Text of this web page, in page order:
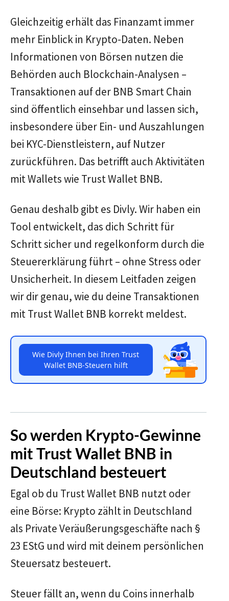
Gleichzeitig erhält das Finanzamt immer
mehr Einblick in Krypto-Daten. Neben
Informationen von Börsen nutzen die
Behörden auch Blockchain-Analysen –
Transaktionen auf der BNB Smart Chain
sind öffentlich einsehbar und lassen sich,
insbesondere über Ein- und Auszahlungen
bei KYC-Dienstleistern, auf Nutzer
zurückführen. Das betrifft auch Aktivitäten
mit Wallets wie Trust Wallet BNB.
Genau deshalb gibt es Divly. Wir haben ein
Tool entwickelt, das dich Schritt für
Schritt sicher und regelkonform durch die
Steuererklärung führt – ohne Stress oder
Unsicherheit. In diesem Leitfaden zeigen
wir dir genau, wie du deine Transaktionen
mit Trust Wallet BNB korrekt meldest.
Wie Divly Ihnen bei Ihren Trust
Wallet BNB-Steuern hilft
So werden Krypto-Gewinne
mit Trust Wallet BNB in
Deutschland besteuert
Egal ob du Trust Wallet BNB nutzt oder
eine Börse: Krypto zählt in Deutschland
als Private Veräußerungsgeschäfte nach §
23 EStG und wird mit deinem persönlichen
Steuersatz besteuert.
Steuer fällt an, wenn du Coins innerhalb